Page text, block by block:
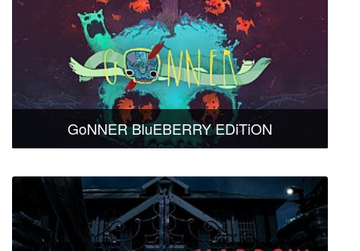
GoNNER BluEBERRY EDiTiON